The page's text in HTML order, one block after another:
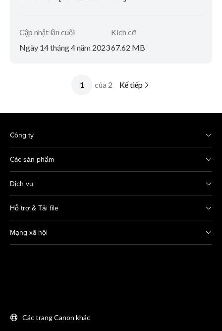
Cập nhật lần cuối
Ngày 14 tháng 4 năm 2023
Kích cỡ
67.62 MB
của 2 Kế tiếp
Công ty
Các sản phẩm
Dịch vụ
Hỗ trợ & Tải file
Mạng xã hội
Các trang Canon khác